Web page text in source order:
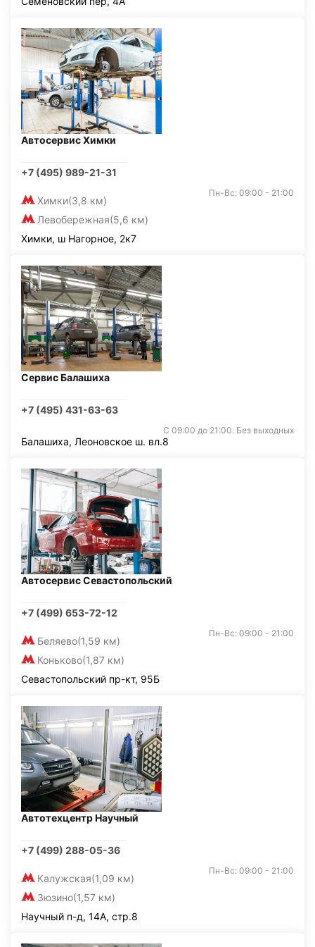
Автосервис Химки
+7 (495) 989-21-31
Химки(3,8 км)
Левобережная(5,6 км)
Пн-Вс: 09:00 - 21:00
Химки, ш Нагорное, 2к7
Сервис Балашиха
+7 (495) 431-63-63
С 09:00 до 21:00. Без выходных
Балашиха, Леоновское ш. вл.8
Автосервис Севастопольский
+7 (499) 653-72-12
Беляево(1,59 км)
Коньково(1,87 км)
Пн-Вс: 09:00 - 21:00
Севастопольский пр-кт, 95Б
Автотехцентр Научный
+7 (499) 288-05-36
Калужская(1,09 км)
Зюзино(1,57 км)
Пн-Вс: 09:00 - 21:00
Научный п-д, 14А, стр.8